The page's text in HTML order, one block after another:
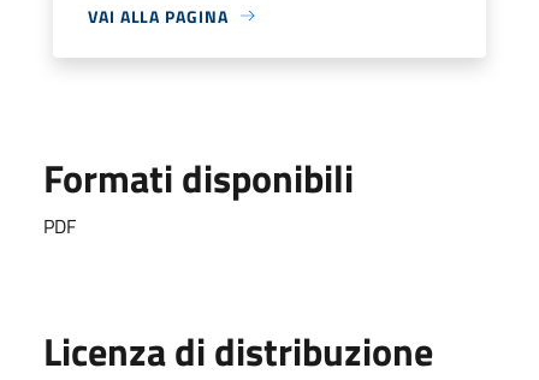
VAI ALLA PAGINA
Formati disponibili
PDF
Licenza di distribuzione